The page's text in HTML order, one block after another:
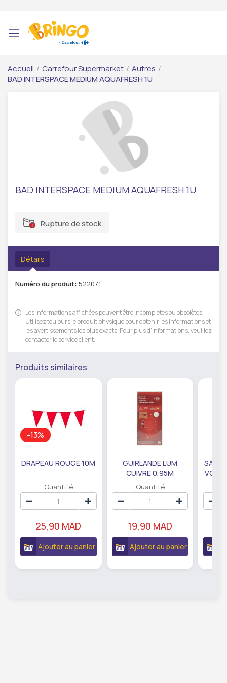
Accueil / Carrefour Supermarket / Autres /
BAD INTERSPACE MEDIUM AQUAFRESH 1U
BAD INTERSPACE MEDIUM AQUAFRESH 1U
Rupture de stock
Détails
Numéro du produit: 522071
Les informations affichées peuvent être incomplètes ou obsolètes.
Utilisez toujours le produit physique pour obtenir les informations et
les avertissements les plus exacts. Pour plus d'informations, veuillez
contacter le service client.
Produits similaires
-13%
DRAPEAU ROUGE 10M
Quantité
25,90 MAD
Ajouter au panier
GUIRLANDE LUM
CUIVRE 0,95M
DE79207
Quantité
19,90 MAD
Ajouter au panier